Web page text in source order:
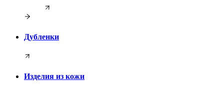
Дубленки
Изделия из кожи